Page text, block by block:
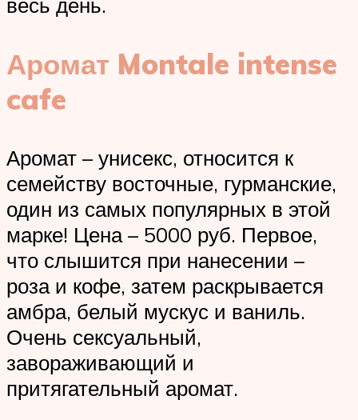
Аромат Montale intense
cafe
Аромат – унисекс, относится к
семейству восточные, гурманские,
один из самых популярных в этой
марке! Цена – 5000 руб. Первое,
что слышится при нанесении –
роза и кофе, затем раскрывается
амбра, белый мускус и ваниль.
Очень сексуальный,
завораживающий и
притягательный аромат.